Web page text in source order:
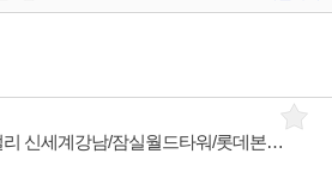
[반클리프앤아펠] 명품 주얼리 신세계강남/잠실월드타워/롯데본점 판매사원 채용(리치몬트코리아)